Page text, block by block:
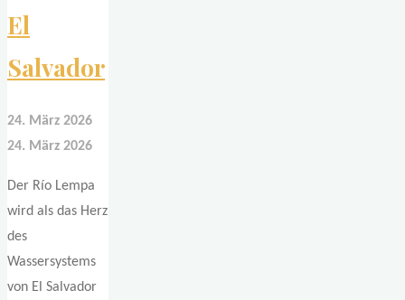
El
Salvador
24. März 2026
24. März 2026
Der Río Lempa
wird als das Herz
des
Wassersystems
von El Salvador